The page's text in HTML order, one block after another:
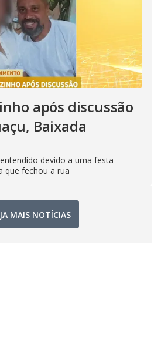
após discussão
Baixada
devido a uma festa
que fechou a rua
MAIS NOTÍCIAS